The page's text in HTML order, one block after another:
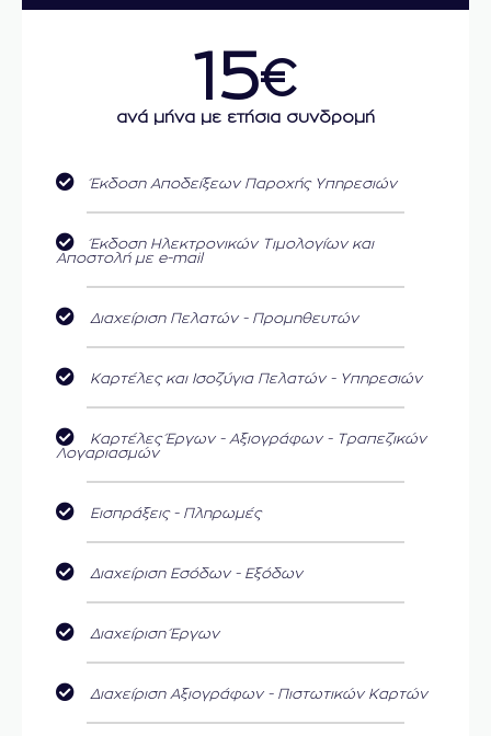
15€
ανά μήνα με ετήσια συνδρομή
Έκδοση Αποδείξεων Παροχής Υπηρεσιών
Έκδοση Ηλεκτρονικών Τιμολογίων και
Αποστολή με e-mail
Διαχείριση Πελατών - Προμηθευτών
Καρτέλες και Ισοζύγια Πελατών - Υπηρεσιών
Καρτέλες Έργων - Αξιογράφων - Τραπεζικών
Λογαριασμών
Εισπράξεις - Πληρωμές
Διαχείριση Εσόδων - Εξόδων
Διαχείριση Έργων
Διαχείριση Αξιογράφων - Πιστωτικών Καρτών